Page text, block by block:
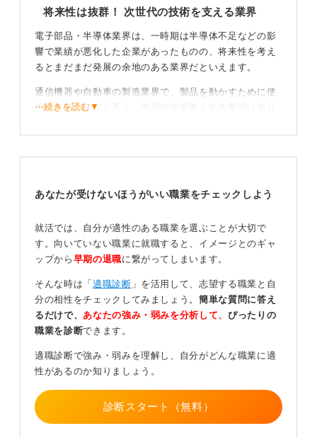
将来性は抜群！ 次世代の技術を支える業界
電子部品・半導体業界は、一時期は半導体不足などの影
響で業績が悪化した企業があったものの、将来性を考え
るとまだまだ発展の余地のある業界だといえます。
通信機器や自動車の製造業界で、製品を動かすために使
用されるニーズも高く、部品の生産量も拡大基調にあり
いるといえます。
リスクも直視して最新の業界動向を追おう！
ただ、近年発生した半導体不足の影響もまだ残っている
ため、何の心配もないとは言い切れません。まだまだ収
まる気配をみせない世界の紛争による地政学リスクも予
外部環境の変化にさらされている業界ではありますが、
その状況に左右されることなく、電子部品・半導体業界
でなぜ働きたいのか、何を成し遂げたいのか、改めてよ
く考える必要があります。
⋯続きを読む▼
あなたが受けないほうがいい職業をチェックしよう
就活では、自分が適性のある職業を選ぶことが大切で
す。向いていない職業に就職すると、イメージとのギャ
ップから 早期の退職に繋がってしまいます。
そんな時は「 適職診断 」を活用して、志望する職業と自
分の相性をチェックしてみましょう。簡単な質問に答え
るだけで、 あなたの強み・弱みを分析して、 ぴったりの
職業を診断できます。
適職診断で強み・弱みを理解し、自分がどんな職業に適
性があるのか知りましょう。
診断スタート（無料）